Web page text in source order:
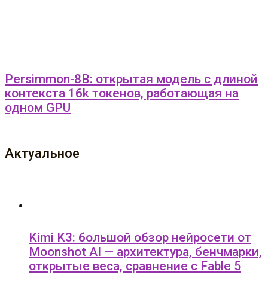
Persimmon-8B: открытая модель с длиной
контекста 16k токенов, работающая на
одном GPU
Актуальное
Kimi K3: большой обзор нейросети от
Moonshot AI — архитектура, бенчмарки,
открытые веса, сравнение с Fable 5